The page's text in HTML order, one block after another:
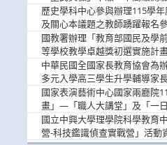
歷史學科中心參與辦理115學
及關心本議題之教師踴躍報名
國教署辦理「教育部國民及學
等學校教學卓越獎初選實施計
中華民國全國家長教育協會為
多元入學高三學生升學輔導家長
國家表演藝術中心國家兩廳院
畫」—「職人大講堂」及「一
參與。
國立中興大學理學院科學教育
營-科技鑑識偵查實戰營」活動